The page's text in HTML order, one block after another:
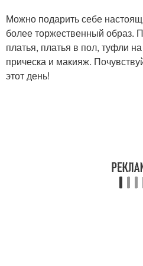
Можно подарить себе
более торжественный образ.
платья, платья в пол, туфли
прическа и макияж.
этот день!